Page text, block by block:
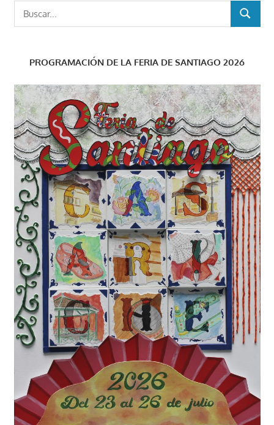
BUSCAR
PROGRAMACIÓN DE LA FERIA DE SANTIAGO 2026